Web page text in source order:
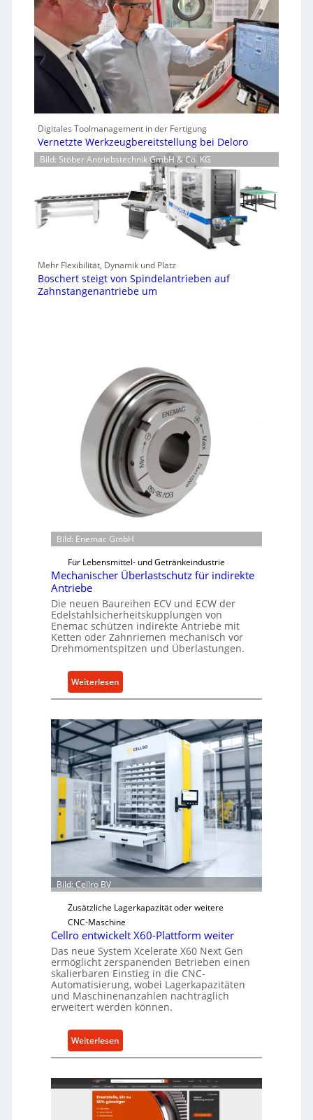
Digitales Toolmanagement in der Fertigung
Vernetzte Werkzeugbereitstellung bei Deloro
Bild: Stöber Antriebstechnik GmbH & Co. KG
Mehr Flexibilität, Dynamik und Platz
Boschert steigt von Spindelantrieben auf
Zahnstangenantriebe um
Bild: Enemac GmbH
Für Lebensmittel- und Getränkeindustrie
Mechanischer Überlastschutz für indirekte
Antriebe
Die neuen Baureihen ECV und ECW der
Edelstahlsicherheitskupplungen von
Enemac schützen indirekte Antriebe mit
Ketten oder Zahnriemen mechanisch vor
Drehmomentspitzen und Überlastungen.
Weiterlesen
M
c
h
n
i
s
c
h
e
r
Ü
b
l
s
t
s
c
u
t
f
ü
r
Bild: Cellro BV
Zusätzliche Lagerkapazität oder weitere
CNC-Maschine
Cellro entwickelt X60-Plattform weiter
Das neue System Xcelerate X60 Next Gen
ermöglicht zerspanenden Betrieben einen
skalierbaren Einstieg in die CNC-
Automatisierung, wobei Lagerkapazitäten
und Maschinenanzahlen nachträglich
erweitert werden können.
Weiterlesen
C
l
l